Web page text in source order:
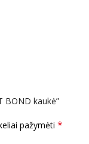
BOND kaukė”
pažymėti *